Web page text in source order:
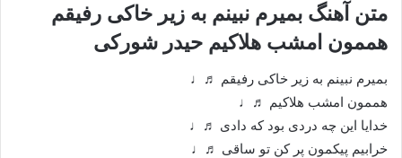
متن آهنگ بمیرم نبینم به زیر خاکی رفیقم
هممون امشب هلاکیم حیدر شورکی
بمیرم نبینم به زیر خاکی رفیقم ♬♩
هممون امشب هلاکیم ♬♩
خدایا این چه دردی بود که دادی ♬♩
خرابیم پیکمون پر کن تو ساقی ♬♩